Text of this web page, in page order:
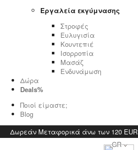
Εργαλεία εκγύμνασης
Στροφές
Ευλυγισία
Κουντεπιέ
Ισορροπία
Μασάζ
Ενδυνάμωση
Δώρα
Deals%
Ποιοί είμαστε;
Blog
Δωρεάν Μεταφορικά άνω των 120 EUR
GR